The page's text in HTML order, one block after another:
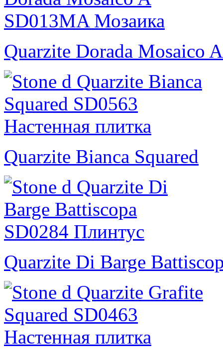
Quarzite Dorada Mosaico A
Quarzite Bianca Squared
Quarzite Di Barge